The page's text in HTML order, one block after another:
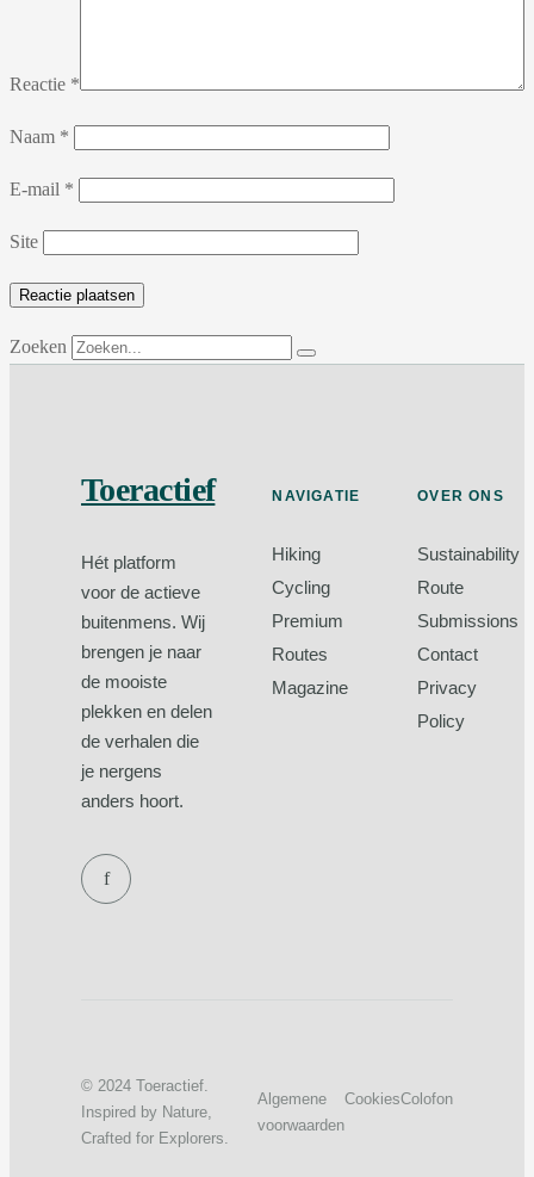
Reactie *
Naam *
E-mail *
Site
Zoeken
Toeractief
Hét platform
voor de actieve
buitenmens. Wij
brengen je naar
de mooiste
plekken en delen
de verhalen die
je nergens
anders hoort.
f
NAVIGATIE
Hiking
Cycling
Premium
Routes
Magazine
OVER ONS
Sustainability
Route
Submissions
Contact
Privacy
Policy
© 2024 Toeractief.
Inspired by Nature,
Crafted for Explorers.
Algemene
voorwaarden
CookiesColofon